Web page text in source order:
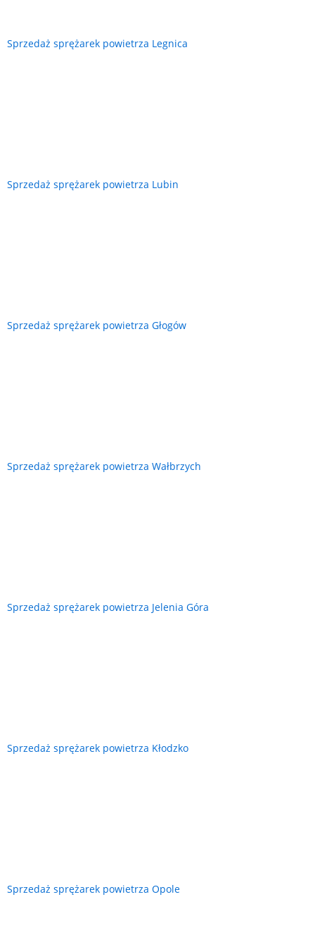
Sprzedaż sprężarek powietrza Legnica
Sprzedaż sprężarek powietrza Lubin
Sprzedaż sprężarek powietrza Głogów
Sprzedaż sprężarek powietrza Wałbrzych
Sprzedaż sprężarek powietrza Jelenia Góra
Sprzedaż sprężarek powietrza Kłodzko
Sprzedaż sprężarek powietrza Opole